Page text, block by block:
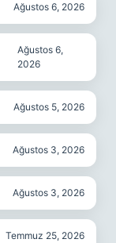
Ağustos 6, 2026
Ağustos 6,
2026
Ağustos 5, 2026
Ağustos 3, 2026
Ağustos 3, 2026
Temmuz 25, 2026